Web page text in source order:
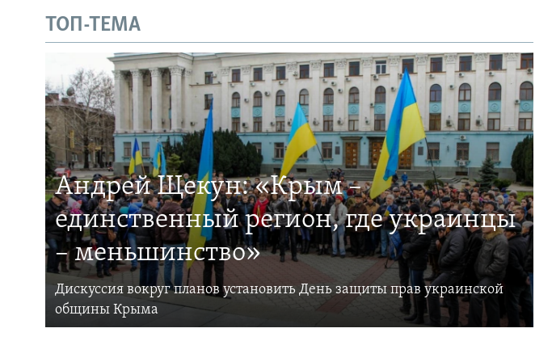
ТОП-ТЕМА
Андрей Щекун: «Крым –
единственный регион, где украинцы
– меньшинство»
Дискуссия вокруг планов установить День защиты прав украинской
общины Крыма